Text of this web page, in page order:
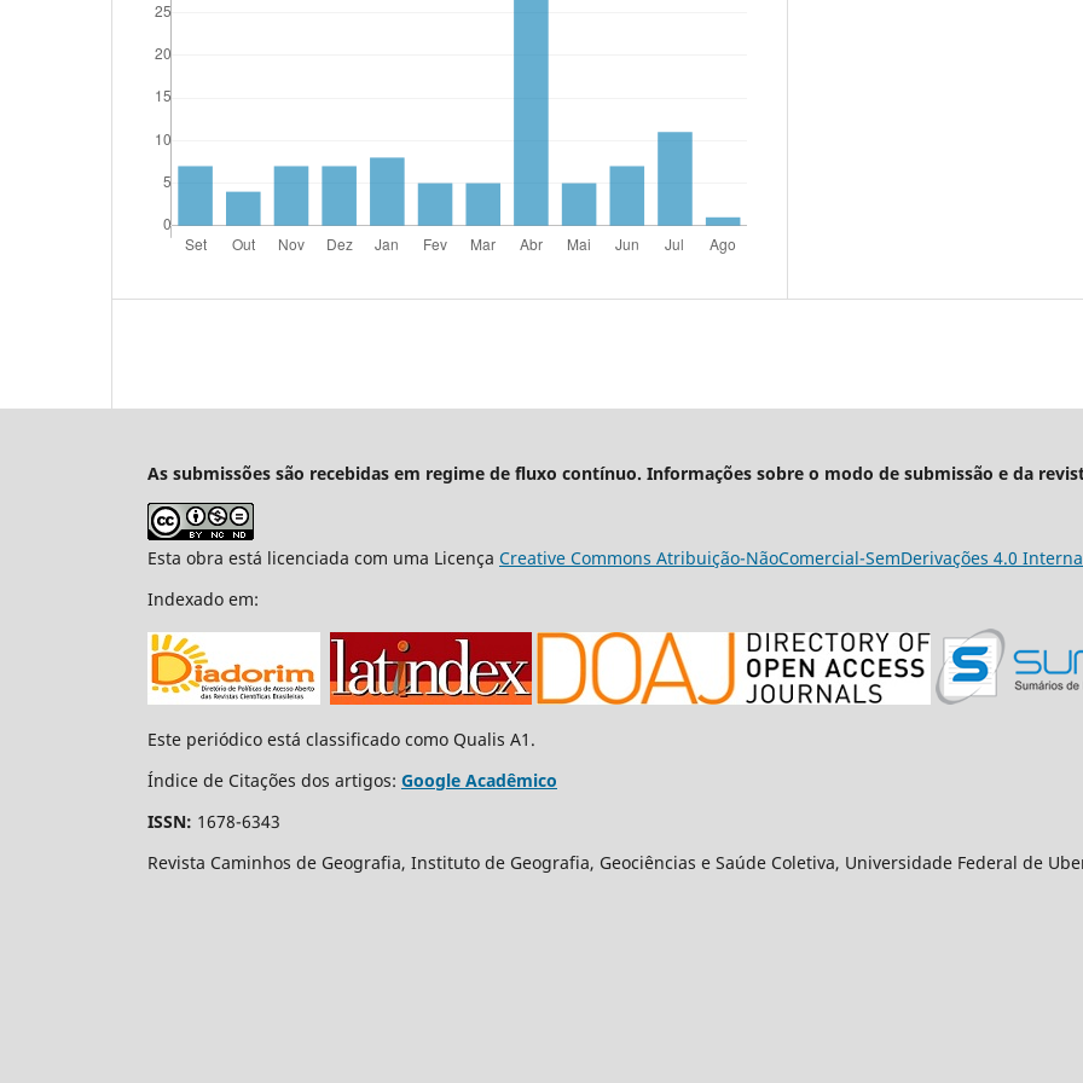
As submissões são recebidas em regime de fluxo contínuo. Informações sobre o modo de submissão e da
Esta obra está licenciada com uma Licença Creative Commons Atribuição-NãoComercial-SemDerivações 4.0
Indexado em:
Este periódico está classificado como Qualis A1.
Índice de Citações dos artigos: Google Acadêmico
ISSN: 1678-6343
Revista Caminhos de Geografia, Instituto de Geografia, Geociências e Saúde Coletiva, Universidade Federal de